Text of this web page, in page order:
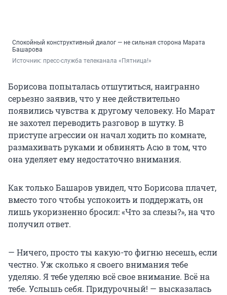
Спокойный конструктивный диалог — не сильная сторона Марата
Башарова
Источник: пресс-служба телеканала «Пятница!»
Борисова попыталась отшутиться, наигранно
серьезно заявив, что у нее действительно
появились чувства к другому человеку. Но Марат
не захотел переводить разговор в шутку. В
приступе агрессии он начал ходить по комнате,
размахивать руками и обвинять Асю в том, что
она уделяет ему недостаточно внимания.
Как только Башаров увидел, что Борисова плачет,
вместо того чтобы успокоить и поддержать, он
лишь укоризненно бросил: «Что за слезы?», на что
получил ответ.
— Ничего, просто ты какую-то фигню несешь, если
честно. Уж сколько я своего внимания тебе
уделяю. Я тебе уделяю всё свое внимание. Всё на
тебе. Услышь себя. Придурочный! — высказалась